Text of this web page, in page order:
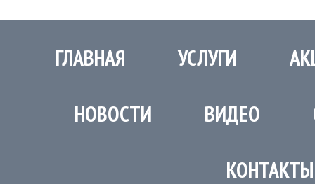
ГЛАВНАЯ УСЛУГИ
НОВОСТИ ВИДЕО
КОНТАКТЫ